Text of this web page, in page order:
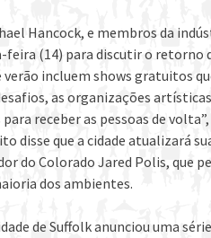
Hancock, e membros da
(14) para discutir o retorno
verão incluem shows gratuitos
as organizações
receber as pessoas de
disse que a cidade atualizará
do Colorado Jared Polis, que
dos ambientes.
de Suffolk anunciou uma